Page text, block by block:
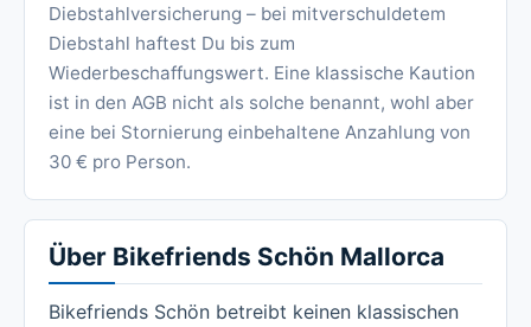
Diebstahlversicherung – bei mitverschuldetem
Diebstahl haftest Du bis zum
Wiederbeschaffungswert. Eine klassische Kaution
ist in den AGB nicht als solche benannt, wohl aber
eine bei Stornierung einbehaltene Anzahlung von
30 € pro Person.
Über Bikefriends Schön Mallorca
Bikefriends Schön betreibt keinen klassischen